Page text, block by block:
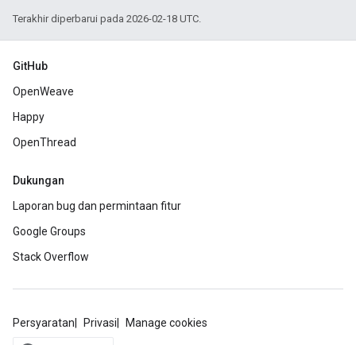
Terakhir diperbarui pada 2026-02-18 UTC.
GitHub
OpenWeave
Happy
OpenThread
Dukungan
Laporan bug dan permintaan fitur
Google Groups
Stack Overflow
Persyaratan Privasi Manage cookies